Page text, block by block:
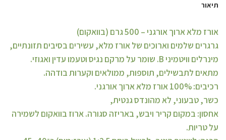
תיאור
אורז מלא ארוך אורגני – 500 גרם (בוואקום)
גרגרים שלמים וארוכים של אורז מלא, עשירים בסיבים תזונתיים,
מינרלים וויטמיני B. שומר על מרקם נגיס וטעמו עדין ואגוזי.
מתאים לתבשילים, תוספות, ממולאים וקערות בודהה.
רכיבים: 100% אורז מלא ארוך אורגני.
כשר, טבעוני, לא מהונדס גנטית,
אחסון: במקום קריר ויבש, באריזה סגורה. ארוז בוואקום לשמירה
על טריות.